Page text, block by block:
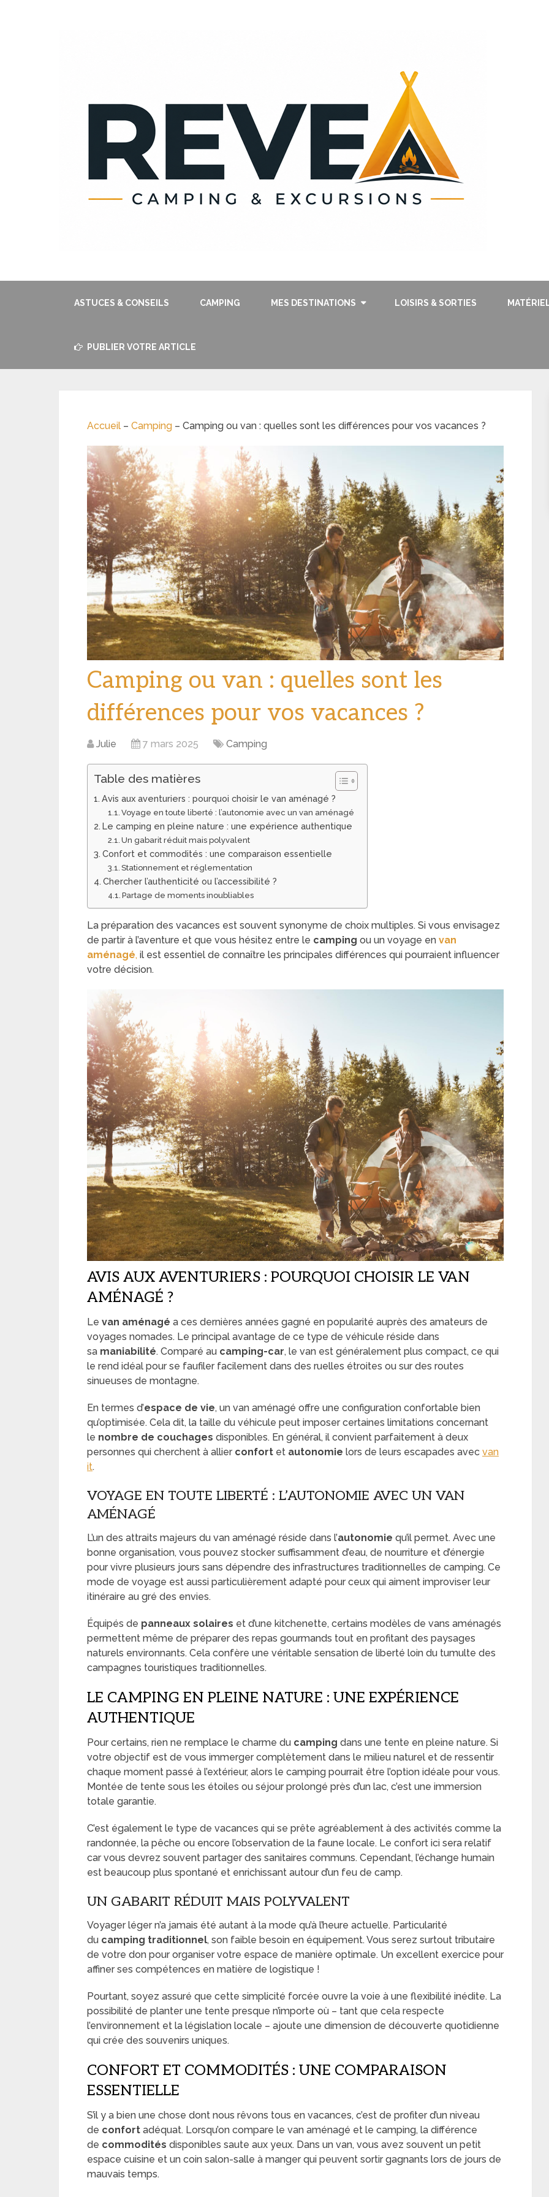
ASTUCES & CONSEILS CAMPING MES DESTINATIONS LOISIRS & SORTIES
PUBLIER VOTRE ARTICLE
Accueil – Camping – Camping ou van : quelles sont les différences pour vos vacances ?
Camping ou van : quelles sont les
différences pour vos vacances ?
Julie 7 mars 2025 Camping
Table des matières
Avis aux aventuriers : pourquoi choisir le van aménagé ?
Voyage en toute liberté : l’autonomie avec un van aménagé
Le camping en pleine nature : une expérience authentique
Un gabarit réduit mais polyvalent
Confort et commodités : une comparaison essentielle
Stationnement et réglementation
Chercher l’authenticité ou l’accessibilité ?
Partage de moments inoubliables
La préparation des vacances est souvent synonyme de choix multiples. Si vous envisagez
de partir à l’aventure et que vous hésitez entre le camping ou un voyage en van
aménagé, il est essentiel de connaître les principales différences qui pourraient influencer
votre décision.
AVIS AUX AVENTURIERS : POURQUOI CHOISIR LE VAN
AMÉNAGÉ ?
Le van aménagé a ces dernières années gagné en popularité auprès des amateurs de
voyages nomades. Le principal avantage de ce type de véhicule réside dans
sa maniabilité. Comparé au camping-car, le van est généralement plus compact, ce qui
le rend idéal pour se faufiler facilement dans des ruelles étroites ou sur des routes
sinueuses de montagne.
En termes d’espace de vie, un van aménagé offre une configuration confortable bien
qu’optimisée. Cela dit, la taille du véhicule peut imposer certaines limitations concernant
le nombre de couchages disponibles. En général, il convient parfaitement à deux
personnes qui cherchent à allier confort et autonomie lors de leurs escapades avec van
it.
VOYAGE EN TOUTE LIBERTÉ : L’AUTONOMIE AVEC UN VAN
AMÉNAGÉ
L’un des attraits majeurs du van aménagé réside dans l’autonomie qu’il permet. Avec une
bonne organisation, vous pouvez stocker suffisamment d’eau, de nourriture et d’énergie
pour vivre plusieurs jours sans dépendre des infrastructures traditionnelles de camping. Ce
mode de voyage est aussi particulièrement adapté pour ceux qui aiment improviser leur
itinéraire au gré des envies.
Équipés de panneaux solaires et d’une kitchenette, certains modèles de vans aménagés
permettent même de préparer des repas gourmands tout en profitant des paysages
naturels environnants. Cela confère une véritable sensation de liberté loin du tumulte des
campagnes touristiques traditionnelles.
LE CAMPING EN PLEINE NATURE : UNE EXPÉRIENCE
AUTHENTIQUE
Pour certains, rien ne remplace le charme du camping dans une tente en pleine nature. Si
votre objectif est de vous immerger complètement dans le milieu naturel et de ressentir
chaque moment passé à l’extérieur, alors le camping pourrait être l’option idéale pour vous.
Montée de tente sous les étoiles ou séjour prolongé près d’un lac, c’est une immersion
totale garantie.
C’est également le type de vacances qui se prête agréablement à des activités comme la
randonnée, la pêche ou encore l’observation de la faune locale. Le confort ici sera relatif
car vous devrez souvent partager des sanitaires communs. Cependant, l’échange humain
est beaucoup plus spontané et enrichissant autour d’un feu de camp.
UN GABARIT RÉDUIT MAIS POLYVALENT
Voyager léger n’a jamais été autant à la mode qu’à l’heure actuelle. Particularité
du camping traditionnel, son faible besoin en équipement. Vous serez surtout tributaire
de votre don pour organiser votre espace de manière optimale. Un excellent exercice pour
affiner ses compétences en matière de logistique !
Pourtant, soyez assuré que cette simplicité forcée ouvre la voie à une flexibilité inédite. La
possibilité de planter une tente presque n’importe où – tant que cela respecte
l’environnement et la législation locale – ajoute une dimension de découverte quotidienne
qui crée des souvenirs uniques.
CONFORT ET COMMODITÉS : UNE COMPARAISON
ESSENTIELLE
S’il y a bien une chose dont nous rêvons tous en vacances, c’est de profiter d’un niveau
de confort adéquat. Lorsqu’on compare le van aménagé et le camping, la différence
de commodités disponibles saute aux yeux. Dans un van, vous avez souvent un petit
espace cuisine et un coin salon-salle à manger qui peuvent sortir gagnants lors de jours de
mauvais temps.